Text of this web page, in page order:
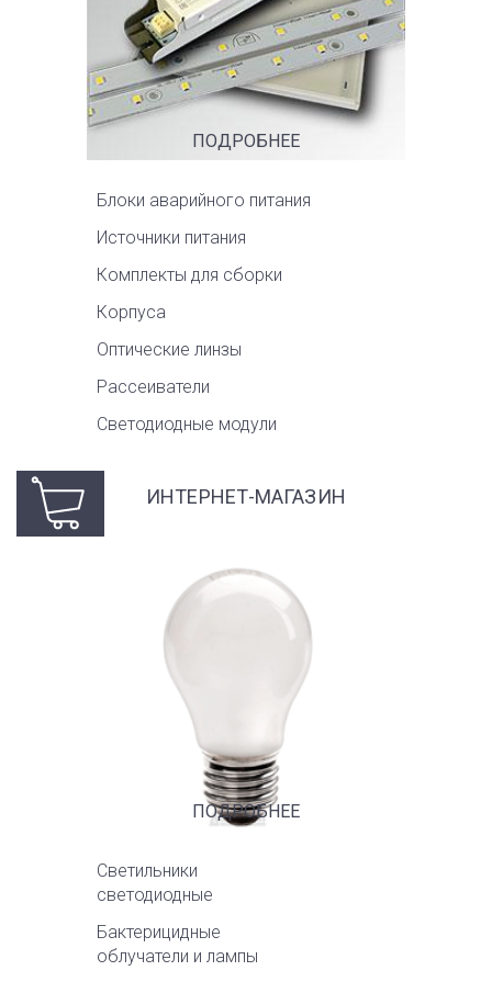
Блоки аварийного питания
Источники питания
Комплекты для сборки
Корпуса
Оптические линзы
Рассеиватели
Светодиодные модули
ПОДРОБНЕЕ
ИНТЕРНЕТ-МАГАЗИН
Светильники
светодиодные
Бактерицидные
облучатели и лампы
ПОДРОБНЕЕ